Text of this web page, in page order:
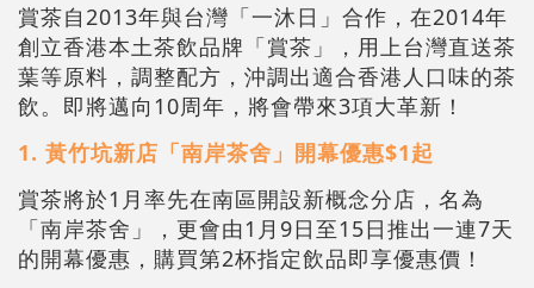
賞茶自2013年與台灣「一沐日」合作，在2014年
創立香港本土茶飲品牌「賞茶」，用上台灣直送茶
葉等原料，調整配方，沖調出適合香港人口味的茶
飲。即將邁向10周年，將會帶來3項大革新！
1. 黃竹坑新店「南岸茶舍」開幕優惠$1起
賞茶將於1月率先在南區開設新概念分店，名為
「南岸茶舍」，更會由1月9日至15日推出一連7天
的開幕優惠，購買第2杯指定飲品即享優惠價！